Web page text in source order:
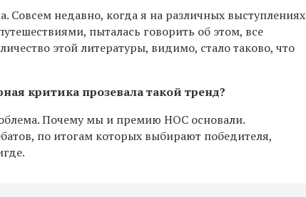
Совсем недавно, когда я на различных выступлениях
пыталась говорить об этом, все
этой литературы, видимо, стало таково, что
критика прозевала такой тренд?
Почему мы и премию НОС основали.
по итогам которых выбирают победителя,